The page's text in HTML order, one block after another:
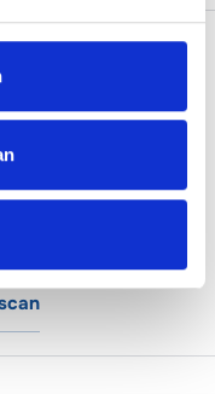
advies.
of €65 per